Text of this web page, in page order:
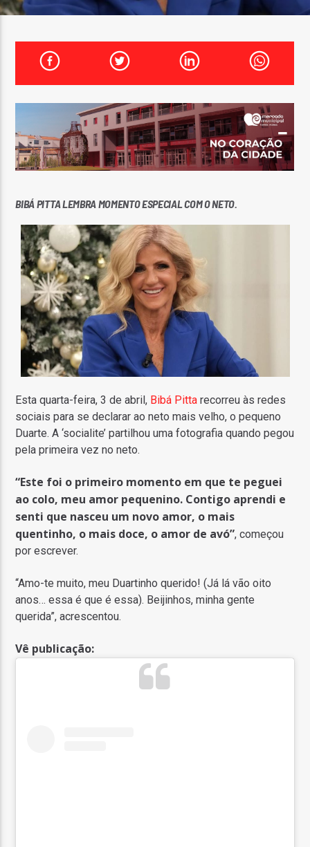
TÍTULO
ARTISTA
ON FM
BIBÁ PITTA LEMBRA MOMENTO ESPECIAL COM O NETO.
Esta quarta-feira, 3 de abril, Bibá Pitta recorreu às redes
sociais para se declarar ao neto mais velho, o pequeno
Duarte. A ‘socialite’ partilhou uma fotografia quando pegou
pela primeira vez no neto.
“Este foi o primeiro momento em que te peguei
ao colo, meu amor pequenino. Contigo aprendi e
senti que nasceu um novo amor, o mais
quentinho, o mais doce, o amor de avó”, começou
por escrever.
“Amo-te muito, meu Duartinho querido! (Já lá vão oito
anos… essa é que é essa). Beijinhos, minha gente
querida”, acrescentou.
Vê publicação: